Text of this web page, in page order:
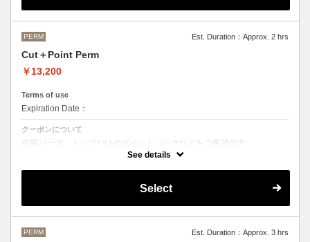
PERM Est. Duration：Approx. 2 hrs
Cut＋Point Perm
￥13,200
Terms of use
Expiration Date：
クーポンについて
前髪パーマ、トップだけのポイントパーマなどをご希望の方。
パーマのデザイン、髪の毛の長さにより施術時間、金額が前後すること
See details
Select
PERM Est. Duration：Approx. 3 hrs